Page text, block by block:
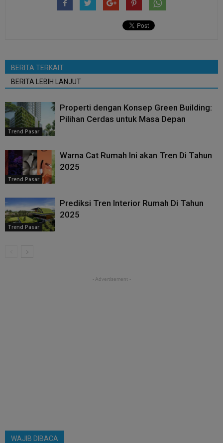
BERITA TERKAIT
BERITA LEBIH LANJUT
Trend Pasar
Properti dengan Konsep Green Building:
Pilihan Cerdas untuk Masa Depan
Trend Pasar
Warna Cat Rumah Ini akan Tren Di Tahun
2025
Trend Pasar
Prediksi Tren Interior Rumah Di Tahun
2025
- Advertisement -
WAJIB DIBACA